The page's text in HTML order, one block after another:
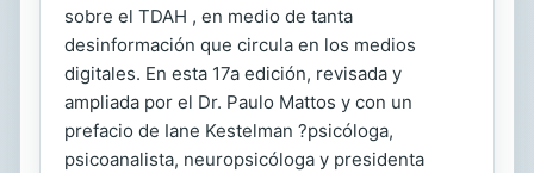
sobre el TDAH , en medio de tanta
desinformación que circula en los medios
digitales. En esta 17a edición, revisada y
ampliada por el Dr. Paulo Mattos y con un
prefacio de Iane Kestelman ?psicóloga,
psicoanalista, neuropsicóloga y presidenta